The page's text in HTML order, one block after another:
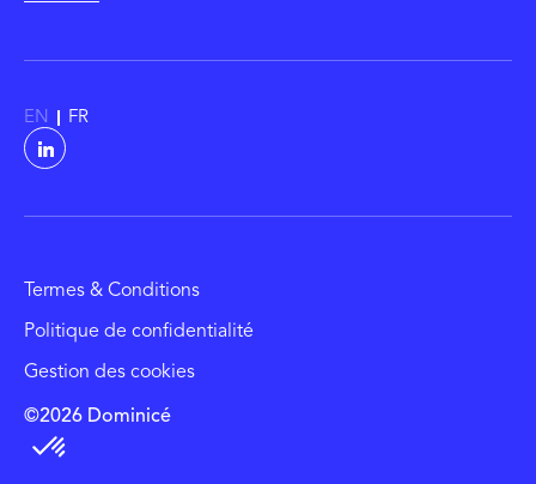
EN FR
©2026 Dominicé
Termes & Conditions
Politique de confidentialité
Gestion des cookies